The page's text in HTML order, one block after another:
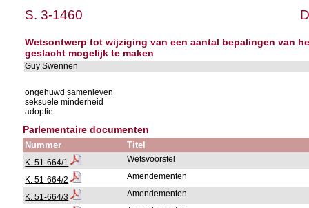
S. 3-1460
Wetsontwerp tot wijziging van een aantal bepalingen van
geslacht mogelijk te maken
Guy Swennen
ongehuwd samenleven
seksuele minderheid
adoptie
Parlementaire documenten
Nummer Titel
K. 51-664/1 Wetsvoorstel
K. 51-664/2 Amendementen
K. 51-664/3 Amendementen